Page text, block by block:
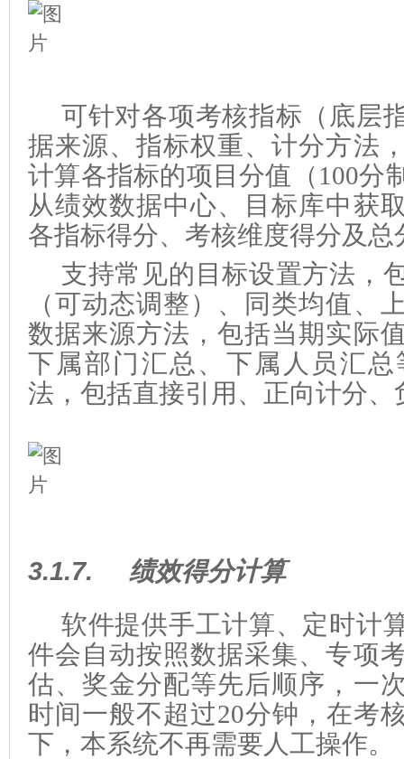
可针对各项考核指标（底层
据来源、指标权重、计分方法
计算各指标的项目分值（100分
从绩效数据中心、目标库中获
各指标得分、考核维度得分及总
支持常见的目标设置方法，
（可动态调整）、同类均值、
数据来源方法，包括当期实际
下属部门汇总、下属人员汇
法，包括直接引用、正向计分、
3.1.7.
绩效得分计算
软件提供手工计算、定时计
件会自动按照数据采集、专项
估、奖金分配等先后顺序，一
时间一般不超过20分钟，在考
下，本系统不再需要人工操作。